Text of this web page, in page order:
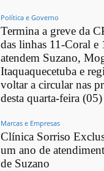
Política e Governo
Termina a greve da
das linhas 11-Coral e
atendem Suzano,
Itaquaquecetuba e
voltar a circular nas
desta quarta-feira (05)
Marcas e Empresas
Clínica Sorriso
um ano de
de Suzano